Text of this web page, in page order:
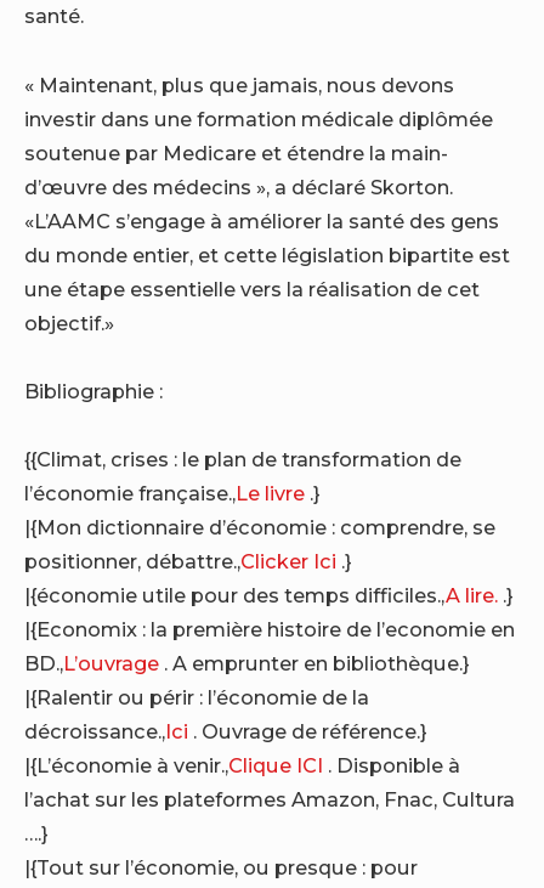
santé.
« Maintenant, plus que jamais, nous devons
investir dans une formation médicale diplômée
soutenue par Medicare et étendre la main-
d’œuvre des médecins », a déclaré Skorton.
«L’AAMC s’engage à améliorer la santé des gens
du monde entier, et cette législation bipartite est
une étape essentielle vers la réalisation de cet
objectif.»
Bibliographie :
{{Climat, crises : le plan de transformation de
l’économie française.,Le livre .}
|{Mon dictionnaire d’économie : comprendre, se
positionner, débattre.,Clicker Ici .}
|{économie utile pour des temps difficiles.,A lire. .}
|{Economix : la première histoire de l’economie en
BD.,L’ouvrage . A emprunter en bibliothèque.}
|{Ralentir ou périr : l’économie de la
décroissance.,Ici . Ouvrage de référence.}
|{L’économie à venir.,Clique ICI . Disponible à
l’achat sur les plateformes Amazon, Fnac, Cultura
….}
|{Tout sur l’économie, ou presque : pour